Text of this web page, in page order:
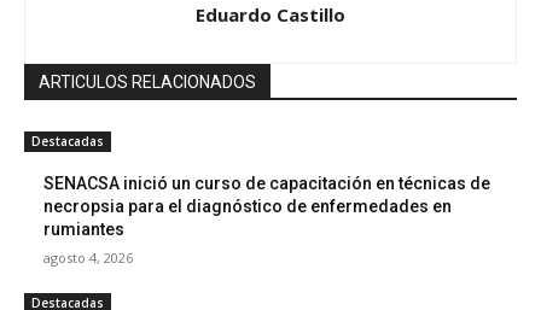
Eduardo Castillo
ARTICULOS RELACIONADOS
Destacadas
SENACSA inició un curso de capacitación en técnicas de
necropsia para el diagnóstico de enfermedades en
rumiantes
agosto 4, 2026
Destacadas